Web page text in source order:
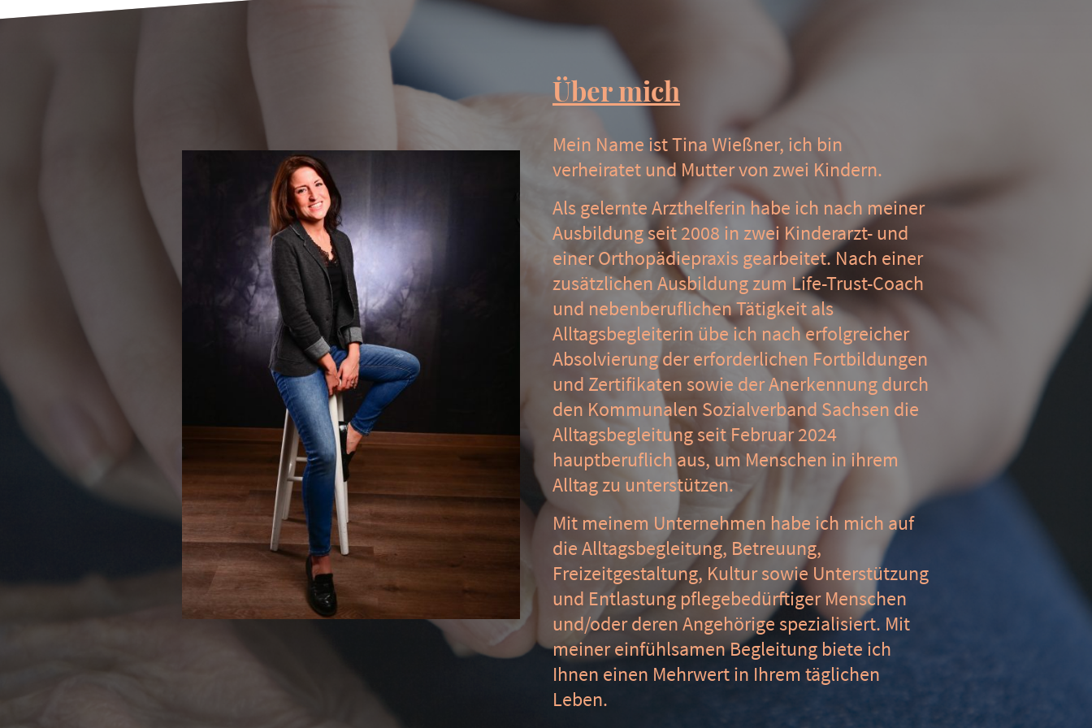
Über mich
Mein Name ist Tina Wießner, ich bin
verheiratet und Mutter von zwei Kindern.
Als gelernte Arzthelferin habe ich nach meiner
Ausbildung seit 2008 in zwei Kinderarzt- und
einer Orthopädiepraxis gearbeitet. Nach einer
zusätzlichen Ausbildung zum Life-Trust-Coach
und nebenberuflichen Tätigkeit als
Alltagsbegleiterin übe ich nach erfolgreicher
Absolvierung der erforderlichen Fortbildungen
und Zertifikaten sowie der Anerkennung durch
den Kommunalen Sozialverband Sachsen die
Alltagsbegleitung seit Februar 2024
hauptberuflich aus, um Menschen in ihrem
Alltag zu unterstützen.
Mit meinem Unternehmen habe ich mich auf
die Alltagsbegleitung, Betreuung,
Freizeitgestaltung, Kultur sowie Unterstützung
und Entlastung pflegebedürftiger Menschen
und/oder deren Angehörige spezialisiert. Mit
meiner einfühlsamen Begleitung biete ich
Ihnen einen Mehrwert in Ihrem täglichen
Leben.